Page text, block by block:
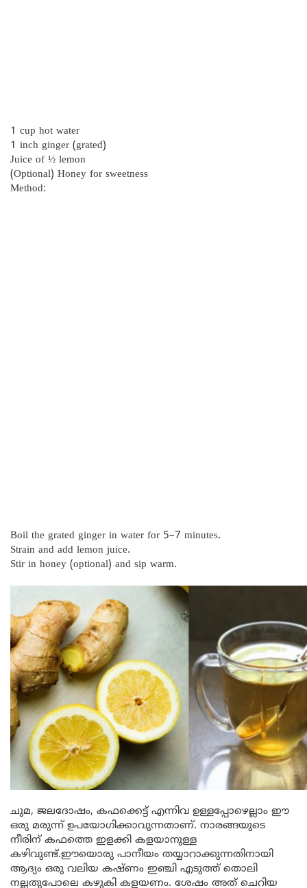
1 cup hot water
1 inch ginger (grated)
Juice of ½ lemon
(Optional) Honey for sweetness
Method:
Boil the grated ginger in water for 5–7 minutes.
Strain and add lemon juice.
Stir in honey (optional) and sip warm.
ചുമ, ജലദോഷം, കഫക്കെട്ട് എന്നിവ ഉള്ളപ്പോഴെല്ലാം ഈ
ഒരു മരുന്ന് ഉപയോഗിക്കാവുന്നതാണ്. നാരങ്ങയുടെ
നീരിന് കഫത്തെ ഇളക്കി കളയാനുള്ള
കഴിവുണ്ട്.ഈയൊരു പാനീയം തയ്യാറാക്കുന്നതിനായി
ആദ്യം ഒരു വലിയ കഷ്ണം ഇഞ്ചി എടുത്ത് തൊലി
നല്ലതുപോലെ കഴുകി കളയണം. ശേഷം അത് ചെറിയ